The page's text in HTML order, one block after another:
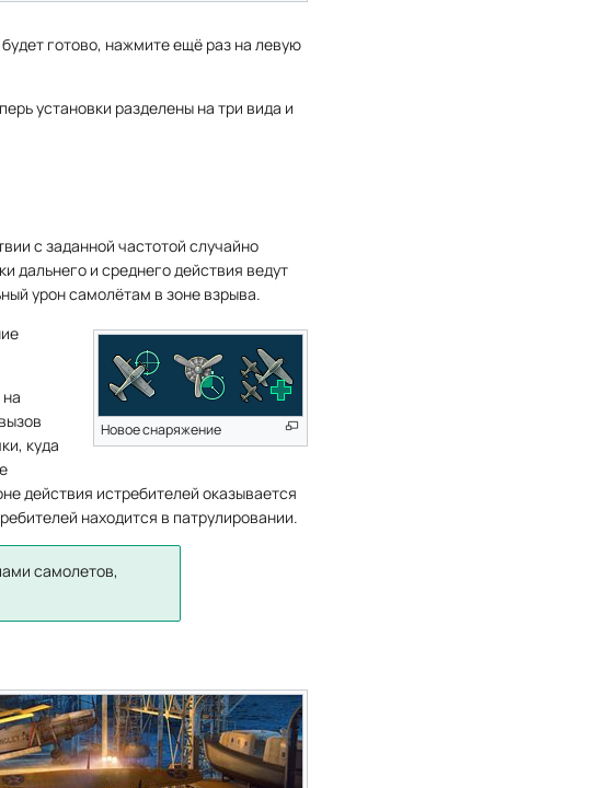
готово, нажмите ещё раз на левую
установки разделены на три вида и
с заданной частотой случайно
дальнего и среднего действия ведут
урон самолётам в зоне взрыва.
Новое снаряжение
куда
действия истребителей оказывается
находится в патрулировании.
самолетов,